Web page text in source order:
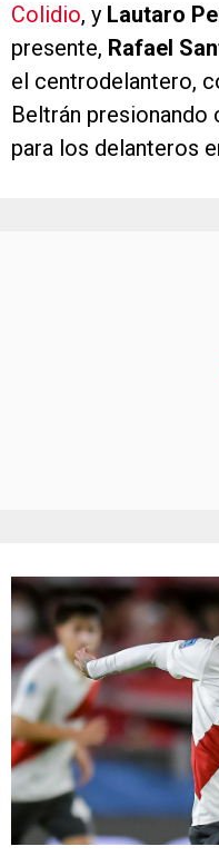
Colidio, y Lautaro
presente, Rafael
el centrodelantero,
Beltrán presionando
para los delanteros